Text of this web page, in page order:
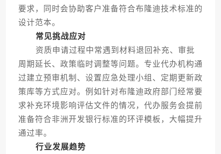
要求，同时会协助客户准备符合布隆迪技术标准的
设计范本。
常见挑战应对
资质申请过程中常遇到材料退回补充、审批
周期延长、政策临时调整等问题。专业代办机构通
过建立预审机制、设置应急处理小组、定期更新政
策库等方式应对。例如针对布隆迪政府部门经常要
求补充环境影响评估文件的情况，代办服务会提前
准备符合非洲开发银行标准的环评模板，大幅提升
通过率。
行业发展趋势